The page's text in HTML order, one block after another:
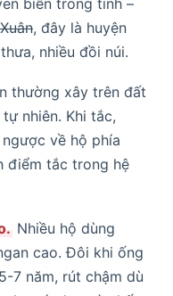
, đây là huyện
nhiều đồi núi.
thường xây trên đất
nhiên. Khi tắc,
về hộ phía
điểm tắc trong hệ
Nhiều hộ dùng
cao. Đôi khi ống
7 năm, rút chậm dù